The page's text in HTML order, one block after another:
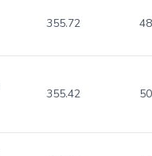
355.72
355.42